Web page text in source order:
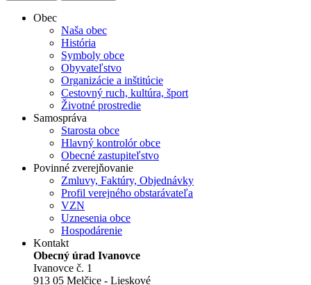
Obec
Naša obec
História
Symboly obce
Obyvateľstvo
Organizácie a inštitúcie
Cestovný ruch, kultúra, šport
Životné prostredie
Samospráva
Starosta obce
Hlavný kontrolór obce
Obecné zastupiteľstvo
Povinné zverejňovanie
Zmluvy, Faktúry, Objednávky
Profil verejného obstarávateľa
VZN
Uznesenia obce
Hospodárenie
Kontakt
Obecný úrad Ivanovce
Ivanovce č. 1
913 05 Melčice - Lieskové